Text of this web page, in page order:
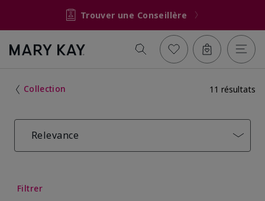
Trouver une Conseillère
Collection 11 résultats
Relevance
Filtrer